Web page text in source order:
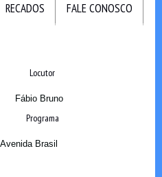
RECADOS FALE CONOSCO
Locutor
Fábio Bruno
Programa
Brasil